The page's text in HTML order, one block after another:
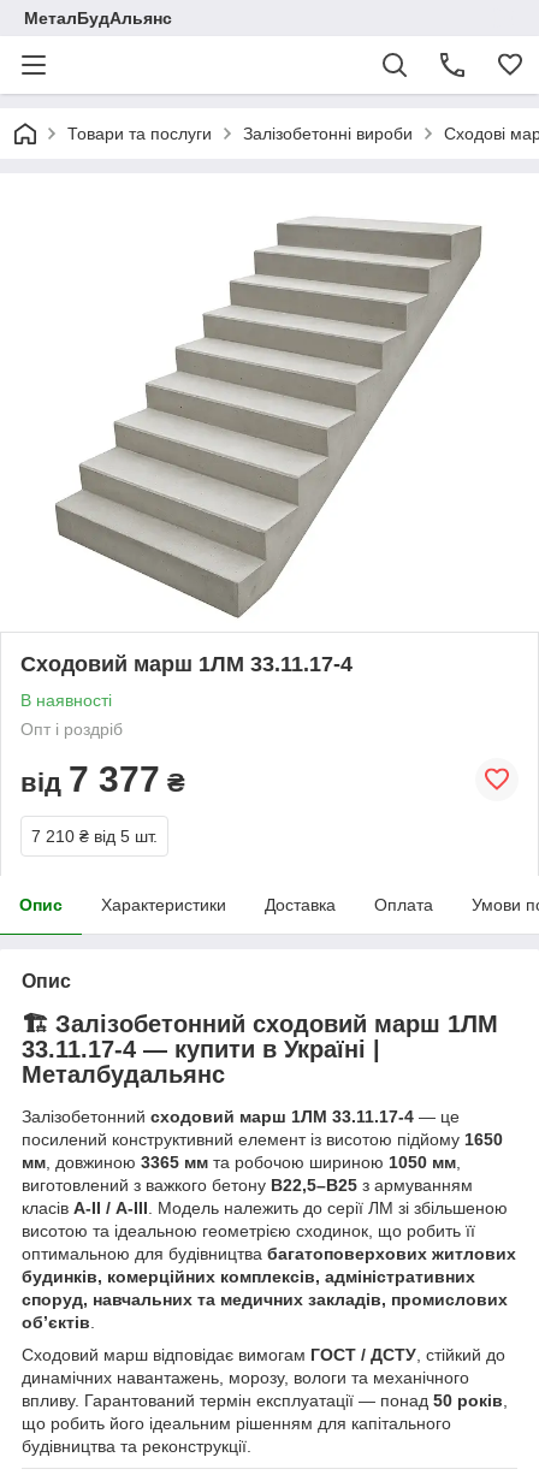
МеталБудАльянс
Товари та послуги Залізобетонні вироби Сходові
Сходовий марш 1ЛМ 33.11.17-4
В наявності
Опт і роздріб
від 7 377 ₴
7 210 ₴ від 5 шт.
Опис Характеристики Доставка Оплата Умови
Опис
🏗️ Залізобетонний сходовий марш 1ЛМ
33.11.17-4 — купити в Україні |
Металбудальянс
Залізобетонний сходовий марш 1ЛМ 33.11.17-4 — це
посилений конструктивний елемент із висотою підйому 1650
мм, довжиною 3365 мм та робочою шириною 1050 мм,
виготовлений з важкого бетону В22,5–В25 з армуванням
класів А-II / А-III. Модель належить до серії ЛМ зі збільшеною
висотою та ідеальною геометрією сходинок, що робить її
оптимальною для будівництва багатоповерхових житлових
будинків, комерційних комплексів, адміністративних
споруд, навчальних та медичних закладів, промислових
об’єктів.
Сходовий марш відповідає вимогам ГОСТ / ДСТУ, стійкий до
динамічних навантажень, морозу, вологи та механічного
впливу. Гарантований термін експлуатації — понад 50 років,
що робить його ідеальним рішенням для капітального
будівництва та реконструкції.